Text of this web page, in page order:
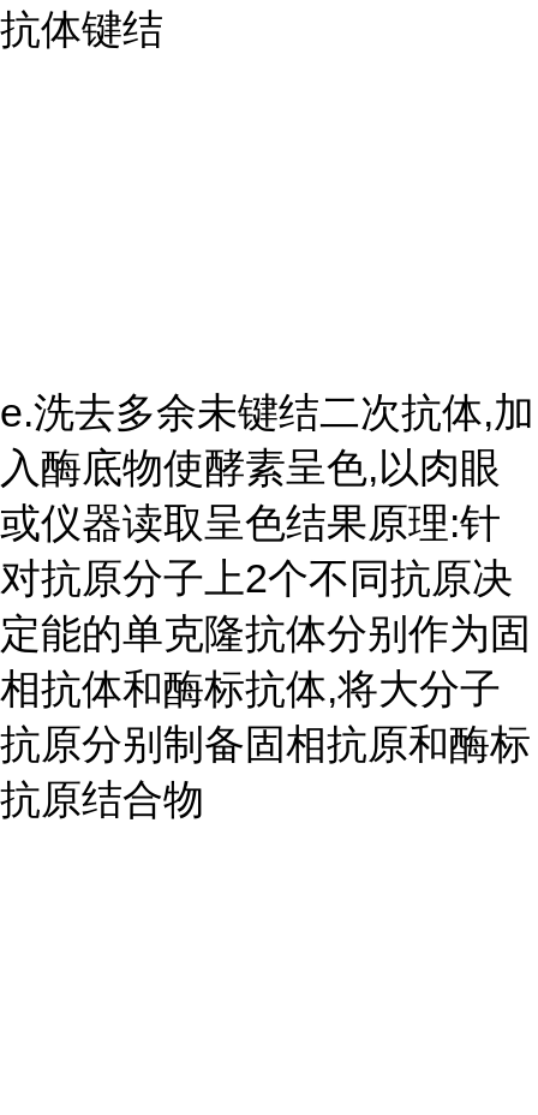
抗体键结
e.洗去多余未键结二次抗体,加
入酶底物使酵素呈色,以肉眼
或仪器读取呈色结果原理:针
对抗原分子上2个不同抗原决
定能的单克隆抗体分别作为固
相抗体和酶标抗体,将大分子
抗原分别制备固相抗原和酶标
抗原结合物